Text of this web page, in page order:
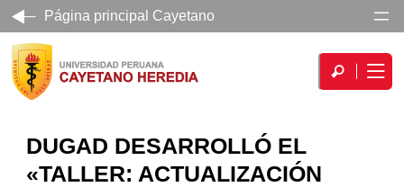
Página principal Cayetano
DUGAD DESARROLLÓ EL
«TALLER: ACTUALIZACIÓN